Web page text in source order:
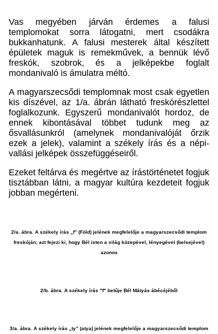
Vas megyében járván érdemes a falusi
templomokat sorra látogatni, mert csodákra
bukkanhatunk. A falusi mesterek által készített
épületek maguk is remekművek, a bennük lévő
freskók, szobrok, és a jelképekbe foglalt
mondanivaló is ámulatra méltó.
A magyarszecsődi templomnak most csak egyetlen
kis díszével, az 1/a. ábrán látható freskórészlettel
foglalkozunk. Egyszerű mondanivalót hordoz, de
ennek kibontásával többet tudunk meg az
ősvallásunkról (amelynek mondanivalóját őrzik
ezek a jelek), valamint a székely írás és a népi-
vallási jelképek összefüggéseiről.
Ezeket feltárva és megértve az írástörténetet fogjuk
tisztábban látni, a magyar kultúra kezdeteit fogjuk
jobban megérteni.
2/a. ábra. A székely írás „f” (Föld) jelének megfelelője a magyarszecsődi templom
freskóján; azt fejezi ki, hogy Bél isten a világ közepével, lényegével (belsejével)
azonos
2/b. ábra. A székely írás "f" betűje Bél Mátyás ábécéjéből
3/a. ábra. A székely írás „ty” (atya) jelének megfelelője a magyarszecsődi templom